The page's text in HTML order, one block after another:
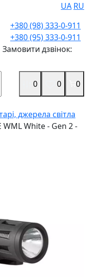
UA RU
+380 (98) 333-0-911
+380 (95) 333-0-911
Замовити дзвінок:
0 0
0
джерела світла
WML White - Gen 2 -